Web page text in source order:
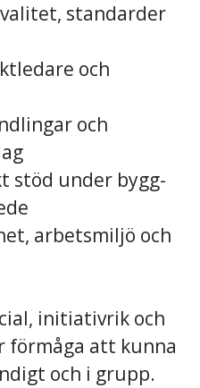
standarder
och
och
stöd under bygg-
arbetsmiljö och
initiativrik och
förmåga att kunna
och i grupp.